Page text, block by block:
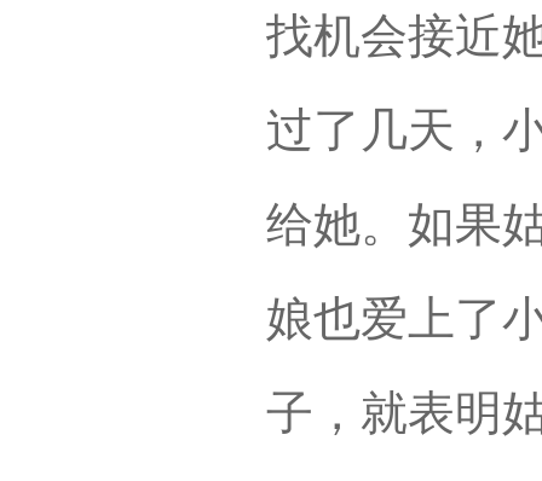
找机会接近
过了几天，
给她。如果
娘也爱上了
子，就表明